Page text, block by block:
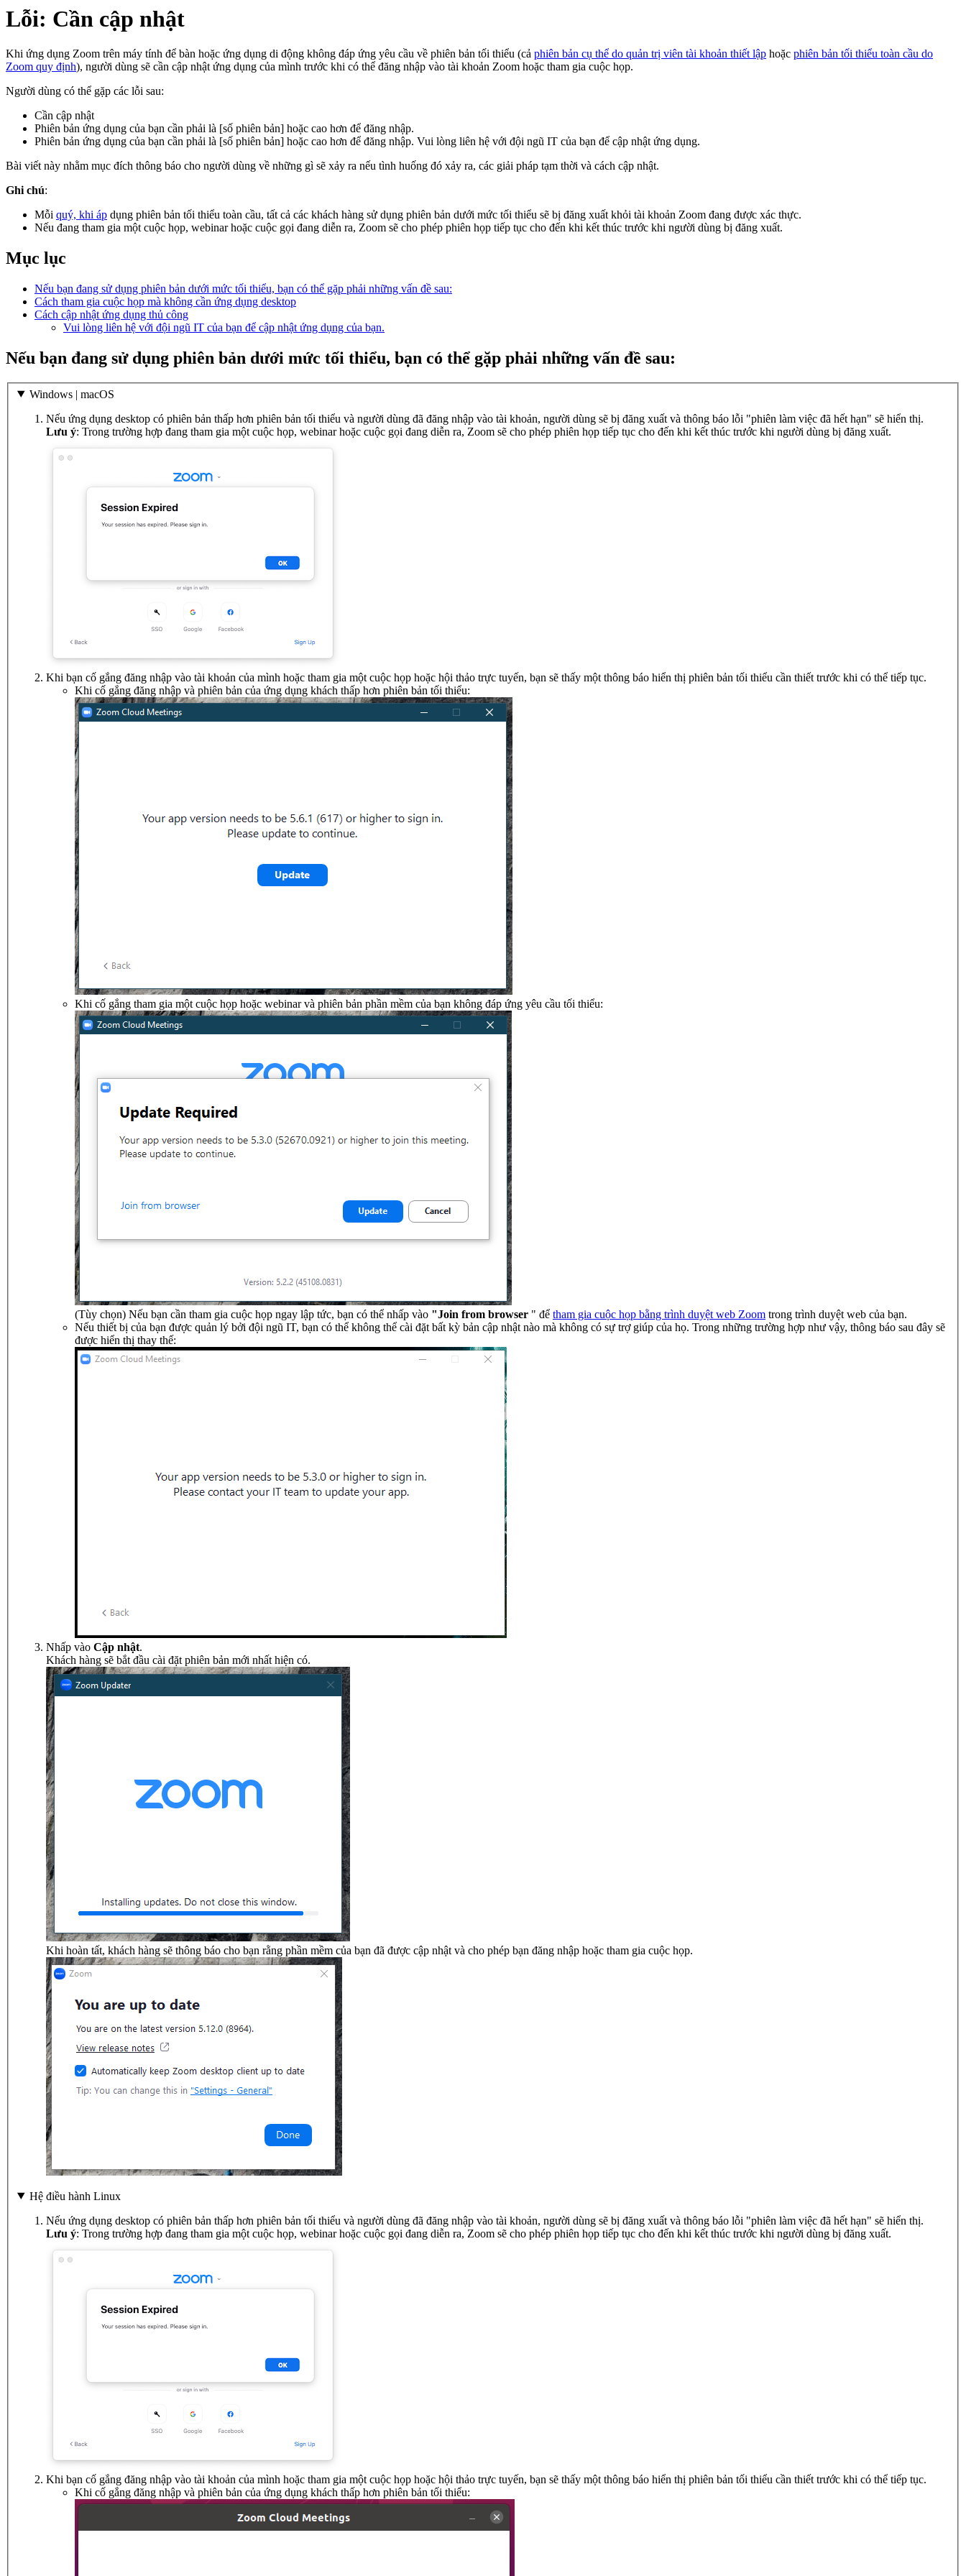
Lỗi: Cần cập nhật
Khi ứng dụng Zoom trên máy tính để bàn hoặc ứng dụng di động không đáp ứng yêu cầu về phiên bản tối thiểu (cả phiên bản cụ thể do quản trị viên tài khoản thiết lập hoặc phiên bản tối thiểu toàn cầu do
Zoom quy định), người dùng sẽ cần cập nhật ứng dụng của mình trước khi có thể đăng nhập vào tài khoản Zoom hoặc tham gia cuộc họp.
Người dùng có thể gặp các lỗi sau:
Cần cập nhật
Phiên bản ứng dụng của bạn cần phải là [số phiên bản] hoặc cao hơn để đăng nhập.
Phiên bản ứng dụng của bạn cần phải là [số phiên bản] hoặc cao hơn để đăng nhập. Vui lòng liên hệ với đội ngũ IT của bạn để cập nhật ứng dụng.
Bài viết này nhằm mục đích thông báo cho người dùng về những gì sẽ xảy ra nếu tình huống đó xảy ra, các giải pháp tạm thời và cách cập nhật.
Ghi chú:
Mỗi quý, khi áp dụng phiên bản tối thiểu toàn cầu, tất cả các khách hàng sử dụng phiên bản dưới mức tối thiểu sẽ bị đăng xuất khỏi tài khoản Zoom đang được xác thực.
Nếu đang tham gia một cuộc họp, webinar hoặc cuộc gọi đang diễn ra, Zoom sẽ cho phép phiên họp tiếp tục cho đến khi kết thúc trước khi người dùng bị đăng xuất.
Mục lục
Nếu bạn đang sử dụng phiên bản dưới mức tối thiểu, bạn có thể gặp phải những vấn đề sau:
Cách tham gia cuộc họp mà không cần ứng dụng desktop
Cách cập nhật ứng dụng thủ công
Vui lòng liên hệ với đội ngũ IT của bạn để cập nhật ứng dụng của bạn.
Nếu bạn đang sử dụng phiên bản dưới mức tối thiểu, bạn có thể gặp phải những vấn đề sau:
Windows | macOS
Nếu ứng dụng desktop có phiên bản thấp hơn phiên bản tối thiểu và người dùng đã đăng nhập vào tài khoản, người dùng sẽ bị đăng xuất và thông báo lỗi "phiên làm việc đã hết hạn" sẽ hiển thị.
Lưu ý: Trong trường hợp đang tham gia một cuộc họp, webinar hoặc cuộc gọi đang diễn ra, Zoom sẽ cho phép phiên họp tiếp tục cho đến khi kết thúc trước khi người dùng bị đăng xuất.
Khi bạn cố gắng đăng nhập vào tài khoản của mình hoặc tham gia một cuộc họp hoặc hội thảo trực tuyến, bạn sẽ thấy một thông báo hiển thị phiên bản tối thiểu cần thiết trước khi có thể tiếp tục.
Khi cố gắng đăng nhập và phiên bản của ứng dụng khách thấp hơn phiên bản tối thiểu:
Khi cố gắng tham gia một cuộc họp hoặc webinar và phiên bản phần mềm của bạn không đáp ứng yêu cầu tối thiểu:
(Tùy chọn) Nếu bạn cần tham gia cuộc họp ngay lập tức, bạn có thể nhấp vào "Join from browser " để tham gia cuộc họp bằng trình duyệt web Zoom trong trình duyệt web của bạn.
Nếu thiết bị của bạn được quản lý bởi đội ngũ IT, bạn có thể không thể cài đặt bất kỳ bản cập nhật nào mà không có sự trợ giúp của họ. Trong những trường hợp như vậy, thông báo sau đây sẽ
được hiển thị thay thế:
Nhấp vào Cập nhật.
Khách hàng sẽ bắt đầu cài đặt phiên bản mới nhất hiện có.
Khi hoàn tất, khách hàng sẽ thông báo cho bạn rằng phần mềm của bạn đã được cập nhật và cho phép bạn đăng nhập hoặc tham gia cuộc họp.
Hệ điều hành Linux
Nếu ứng dụng desktop có phiên bản thấp hơn phiên bản tối thiểu và người dùng đã đăng nhập vào tài khoản, người dùng sẽ bị đăng xuất và thông báo lỗi "phiên làm việc đã hết hạn" sẽ hiển thị.
Lưu ý: Trong trường hợp đang tham gia một cuộc họp, webinar hoặc cuộc gọi đang diễn ra, Zoom sẽ cho phép phiên họp tiếp tục cho đến khi kết thúc trước khi người dùng bị đăng xuất.
Khi bạn cố gắng đăng nhập vào tài khoản của mình hoặc tham gia một cuộc họp hoặc hội thảo trực tuyến, bạn sẽ thấy một thông báo hiển thị phiên bản tối thiểu cần thiết trước khi có thể tiếp tục.
Khi cố gắng đăng nhập và phiên bản của ứng dụng khách thấp hơn phiên bản tối thiểu: